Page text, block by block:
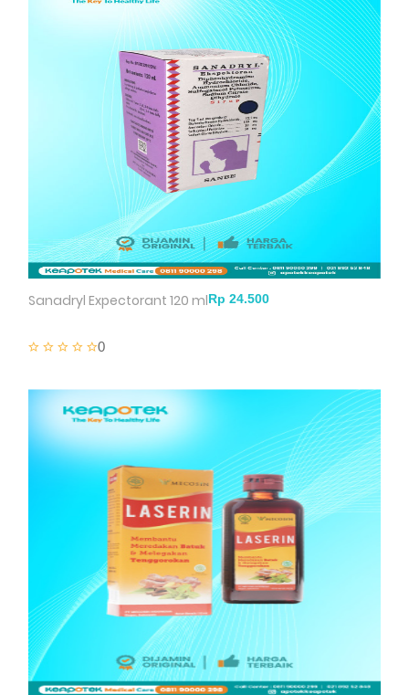
Sanadryl Expectorant 120 ml
0